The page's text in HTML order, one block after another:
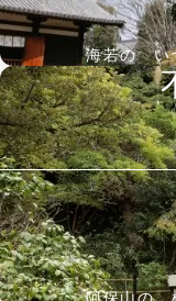
海若の い